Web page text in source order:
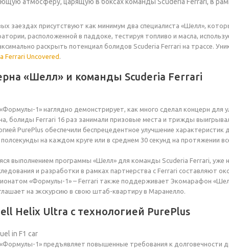
заездах присутствуют как минимум два специалиста «Шелл»,
расположенной в паддоке, тестируя топливо и масла,
раскрыть потенциал болидов Scuderia Ferrari на трассе.
Ferrari Uncovered.
«Шелл» и команды Scuderia Ferrari
1» наглядно демонстрирует, как много сделал концерн для
болиды Ferrari 16 раз занимали призовые места и трижды
PurePlus обеспечили беспрецедентное улучшение
на каждом круге или в среднем 30 секунд на протяжении
выполнением программы «Шелл» для команды Scuderia Ferrari, уже
и разработки в рамках партнерства с Ferrari составляют
«Формулы-1» – Ferrari также поддерживает Экомарафон
на экскурсию в свою штаб-квартиру в Маранелло.
Helix Ultra с технологией PurePlus
1» предъявляет повышенные требования к долговечности